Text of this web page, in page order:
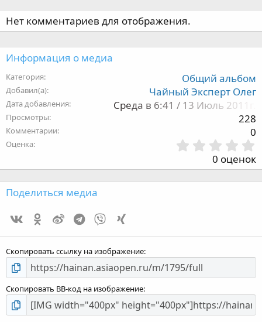
Нет комментариев для отображения.
Информация о медиа
Категория Общий альбом
Добавил(а) Чайный Эксперт Олег
Дата добавления Среда в 6:41 / 13 Июль 2011г.
Просмотры 228
Комментарии 0
Оценка
,
0
0
д
0 оценок
Поделиться медиа
Vk
Ok WeiboTelegram
Viber
Скопировать ссылку на изображение
Скопировать BB-код на изображение